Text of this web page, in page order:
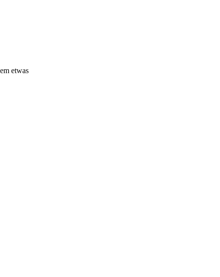
etwas